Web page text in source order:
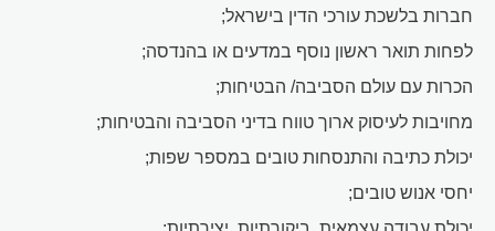
חברות בלשכת עורכי הדין בישראל;
לפחות תואר ראשון נוסף במדעים או בהנדסה;
הכרות עם עולם הסביבה/ הבטיחות;
מחויבות לעיסוק ארוך טווח בדיני הסביבה והבטיחות;
יכולת כתיבה והתנסחות טובים במספר שפות;
יחסי אנוש טובים;